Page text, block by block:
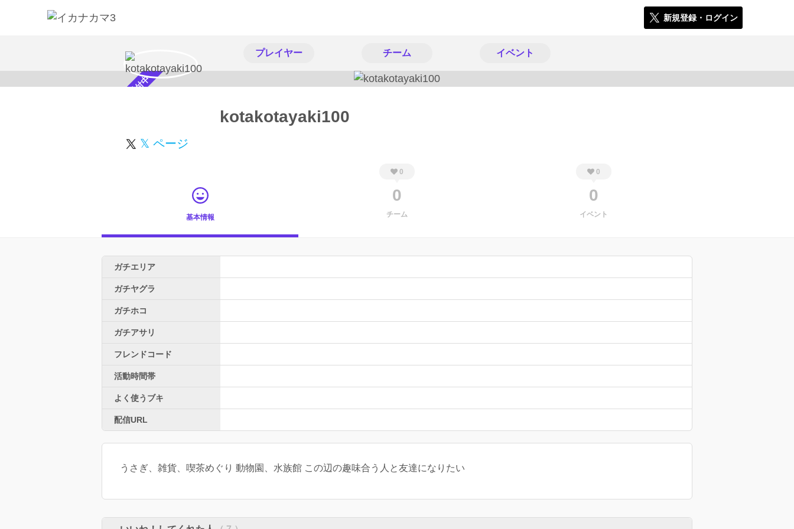
新規登録・ログイン
プレイヤー チーム イベント
スカウト受付中 kotakotayaki100
𝕏 ページ
基本情報
0
0
チーム
0
0
イベント
ガチエリア
ガチヤグラ
ガチホコ
ガチアサリ
フレンドコード
活動時間帯
よく使うブキ
配信URL
うさぎ、雑貨、喫茶めぐり 動物園、水族館 この辺の趣味合う人と友達になりたい